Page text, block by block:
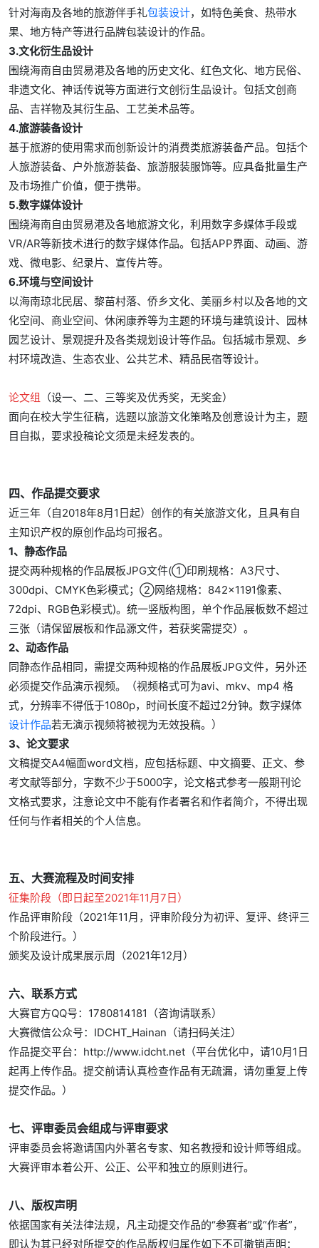
针对海南及各地的旅游伴手礼包装设计，如特色美食、热带水
果、地方特产等进行品牌包装设计的作品。
3.文化衍生品设计
围绕海南自由贸易港及各地的历史文化、红色文化、地方民俗、
非遗文化、神话传说等方面进行文创衍生品设计。包括文创商
品、吉祥物及其衍生品、工艺美术品等。
4.旅游装备设计
基于旅游的使用需求而创新设计的消费类旅游装备产品。包括个
人旅游装备、户外旅游装备、旅游服装服饰等。应具备批量生产
及市场推广价值，便于携带。
5.数字媒体设计
围绕海南自由贸易港及各地旅游文化，利用数字多媒体手段或
VR/AR等新技术进行的数字媒体作品。包括APP界面、动画、游
戏、微电影、纪录片、宣传片等。
6.环境与空间设计
以海南琼北民居、黎苗村落、侨乡文化、美丽乡村以及各地的文
化空间、商业空间、休闲康养等为主题的环境与建筑设计、园林
园艺设计、景观提升及各类规划设计等作品。包括城市景观、乡
村环境改造、生态农业、公共艺术、精品民宿等设计。
论文组
（设一、二、三等奖及优秀奖，无奖金）
面向在校大学生征稿，选题以旅游文化策略及创意设计为主，题
目自拟，要求投稿论文须是未经发表的。
四、作品提交要求
近三年（自2018年8月1日起）创作的有关旅游文化，且具有自
主知识产权的原创作品均可报名。
1、静态作品
提交两种规格的作品展板JPG文件(①印刷规格：A3尺寸、
300dpi、CMYK色彩模式；②网络规格：842×1191像素、
72dpi、RGB色彩模式)。统一竖版构图，单个作品展板数不超过
三张（请保留展板和作品源文件，若获奖需提交）。
2、动态作品
同静态作品相同，需提交两种规格的作品展板JPG文件，另外还
必须提交作品演示视频。（视频格式可为avi、mkv、mp4 格
式，分辨率不得低于1080p，时间长度不超过2分钟。数字媒体
设计作品若无演示视频将被视为无效投稿。）
3、论文要求
文稿提交A4幅面word文档，应包括标题、中文摘要、正文、参
考文献等部分，字数不少于5000字，论文格式参考一般期刊论
文格式要求，注意论文中不能有作者署名和作者简介，不得出现
任何与作者相关的个人信息。
五、大赛流程及时间安排
征集阶段（即日起至2021年11月7日）
作品评审阶段（2021年11月，评审阶段分为初评、复评、终评三
个阶段进行。）
颁奖及设计成果展示周（2021年12月）
六、联系方式
大赛官方QQ号：1780814181（咨询请联系）
大赛微信公众号：IDCHT_Hainan（请扫码关注）
作品提交平台：http://www.idcht.net（平台优化中，请10月1日
起再上传作品。提交前请认真检查作品有无疏漏，请勿重复上传
提交作品。）
七、评审委员会组成与评审要求
评审委员会将邀请国内外著名专家、知名教授和设计师等组成。
大赛评审本着公开、公正、公平和独立的原则进行。
八、版权声明
依据国家有关法律法规，凡主动提交作品的“参赛者”或“作者”，
即认为其已经对所提交的作品版权归属作如下不可撤销声明：